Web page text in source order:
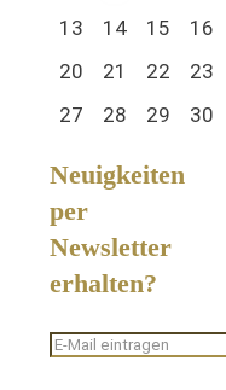
13
14 15 16
20
21 22 23
27
28 29 30
Neuigkeiten
per
Newsletter
erhalten?